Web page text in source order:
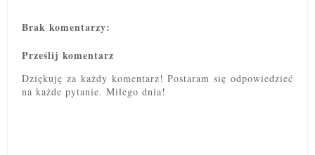
Brak komentarzy:
Prześlij komentarz
Dziękuję za każdy komentarz! Postaram się odpowiedzieć
na każde pytanie. Miłego dnia!